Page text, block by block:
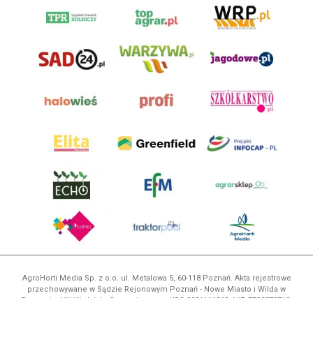
AgroHorti Media Sp. z o.o. ul. Metalowa 5, 60-118 Poznań. Akta rejestrowe
przechowywane w Sądzie Rejonowym Poznań - Nowe Miasto i Wilda w
Poznaniu, VIII Wydziale Gospodarczym, KRS 0001116269, NIP 7792573719,